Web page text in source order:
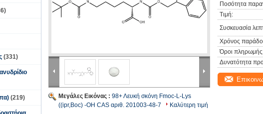
(331)
(219) Μεγάλες Εικόνας : 98+ Λευκή σκόνη Fmoc-L-Lys
((ipr,Boc) -OH CAS αριθ. 201003-48-7
Καλύτερη τιμή
Ποσότητα
Τιμή:
Συσκευασία
Χρόνος
Όροι
Δυνατότητα